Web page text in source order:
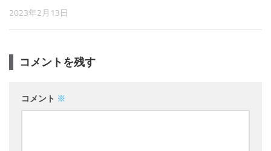
2023年2月13日
コメントを残す
コメント ※